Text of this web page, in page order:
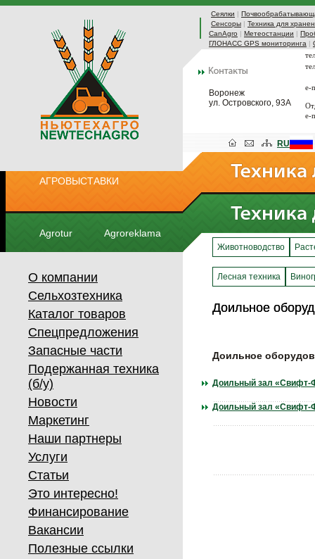
Сеялки |
Сенсоры | Техника для
CanAgro | Метеостанции |
ГЛОНАСС GPS мониторинга |
Воронеж
ул. Островского, 93А
e-
e-
АГРОВЫСТАВКИ
Agrotur Agroreklama
RU
О компании
Сельхозтехника
Каталог товаров
Спецпредложения
Запасные части
Подержанная техника
(б/у)
Новости
Маркетинг
Наши партнеры
Услуги
Статьи
Это интересно!
Финансирование
Вакансии
Полезные ссылки
Животноводство
Лесная техника
Доильное
Доильное
Доильное
Доильный зал «Свифт-
Доильный зал «Cвифт-